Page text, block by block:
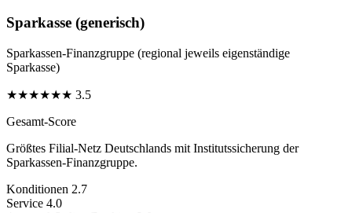
Sparkasse (generisch)
Sparkassen-Finanzgruppe (regional jeweils eigenständige
Sparkasse)
★★★★★★ 3.5
Gesamt-Score
Größtes Filial-Netz Deutschlands mit Institutssicherung der
Sparkassen-Finanzgruppe.
Konditionen 2.7
Service 4.0